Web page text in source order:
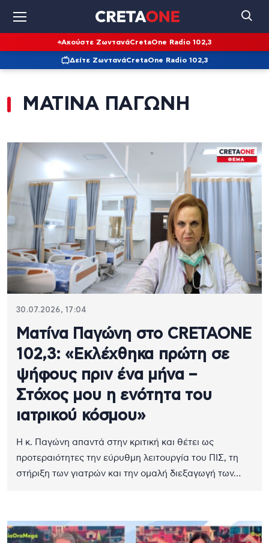
Ακούστε ΖωντανάCretaOne Radio 102,3
Δείτε ΖωντανάCretaOne Radio 102,3
ΜΑΤΙΝΑ ΠΑΓΩΝΗ
30.07.2026, 17:04
Ματίνα Παγώνη στο CRETAONE
102,3: «Εκλέχθηκα πρώτη σε
ψήφους πριν ένα μήνα –
Στόχος μου η ενότητα του
ιατρικού κόσμου»
Η κ. Παγώνη απαντά στην κριτική και θέτει ως
προτεραιότητες την εύρυθμη λειτουργία του ΠΙΣ, τη
στήριξη των γιατρών και την ομαλή διεξαγωγή των…